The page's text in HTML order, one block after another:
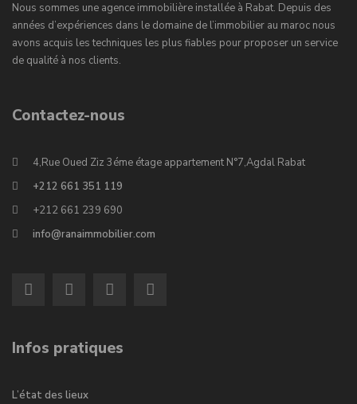
Nous sommes une agence immobilière installée à Rabat. Depuis des
années d’expériences dans le domaine de l’immobilier au maroc nous
avons acquis les techniques les plus fiables pour proposer un service
de qualité à nos clients.
Contactez-nous
4,Rue Oued Ziz 3éme étage appartement N°7,Agdal Rabat
+212 661 351 119
+212 661 239 690
info@ranaimmobilier.com
Infos pratiques
L’état des lieux